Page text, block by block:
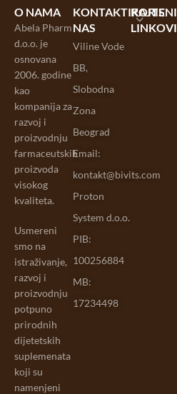
O NAMA
Abela Pharm
d.o.o. je
osnovana
2006. godine
kao
kompanija za
razvoj i
proizvodnju
farmaceutskih
proizvoda
visokog
kvaliteta.
Usmereni
smo na
istraživanje,
razvoj i
proizvodnju
potpuno
prirodnih
dijetetskih
suplemenata
koji su
namenjeni
KONTAKTIRAJTE
NAS
Viline Vode
BB,
Slobodna
Zona
Beograd
Email:
kontakt@bivits.com
Proton
System d.o.o.
PIB:
100256884
MB:
17234498
KORISNI
LINKOVI